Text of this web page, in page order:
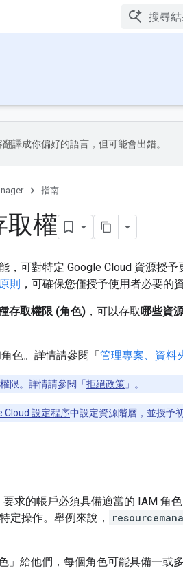
譯成你偏好的語言，但可能會出錯。
指南
取權
，可對特定 Google Cloud 資源授
則 ，可確保您僅授予使用者必要的
存取權限 (角色) ，可以存取哪些資
色。詳情請參閱「管理專案、資料
限。詳情請參閱「 拒絕政策 」。
Cloud 設定程序中設定資源階層，並授予
求的帳戶必須具備適當的 IAM 角
定操作。舉例來說，
」 給他們，每個角色可能具備一或